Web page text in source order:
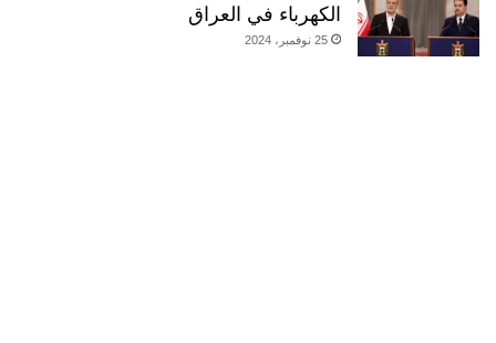
الكهرباء في العراق
25 نوفمبر، 2024